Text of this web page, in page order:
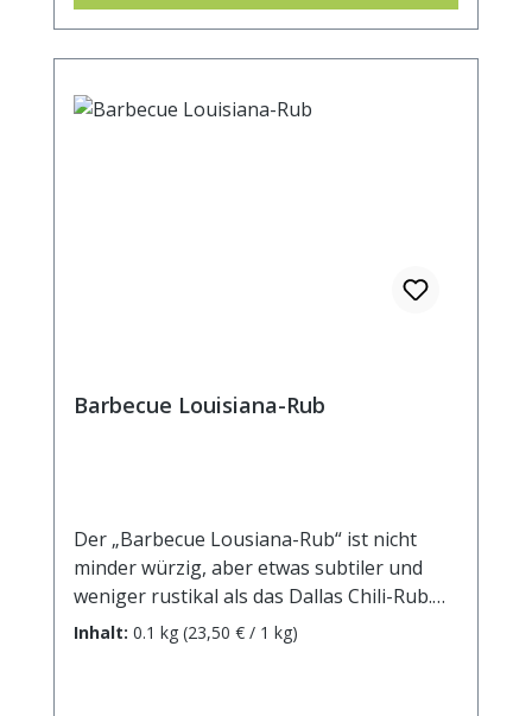
Barbecue Louisiana-Rub
Der „Barbecue Lousiana-Rub“ ist nicht
minder würzig, aber etwas subtiler und
weniger rustikal als das Dallas Chili-Rub.
Daher eignet er sich hervorragend für
Inhalt: 0.1 kg (23,50 € / 1 kg)